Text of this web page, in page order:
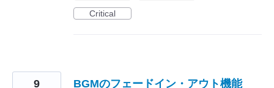
Critical
BGMのフェードイン・アウト機能
9